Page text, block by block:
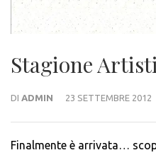
Stagione
DI ADMIN 23 SETTEMBRE 2012
Finalmente è arrivata…